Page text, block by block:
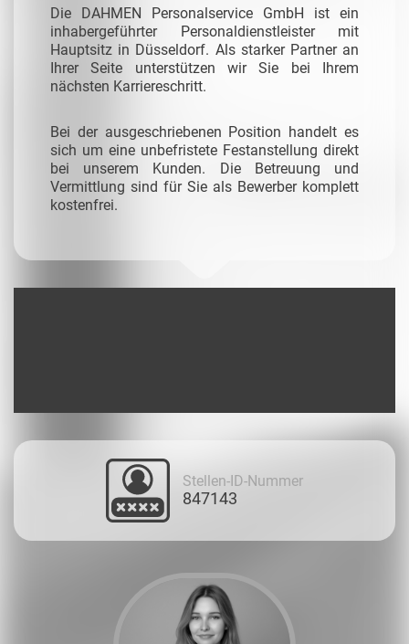
Die DAHMEN Personalservice GmbH ist ein
inhabergeführter Personaldienstleister mit
Hauptsitz in Düsseldorf. Als starker Partner an
Ihrer Seite unterstützen wir Sie bei Ihrem
nächsten Karriereschritt.
Bei der ausgeschriebenen Position handelt es
sich um eine unbefristete Festanstellung direkt
bei unserem Kunden. Die Betreuung und
Vermittlung sind für Sie als Bewerber komplett
kostenfrei.
Stellen-ID-Nummer
847143